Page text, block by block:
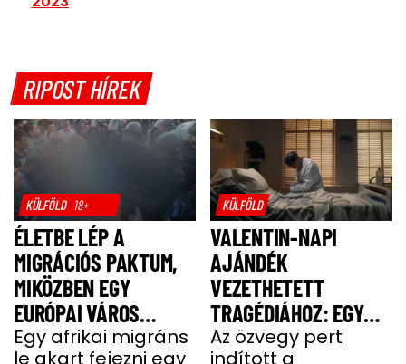
RIPOST HÍREK
KÜLFÖLD 18+
ÉLETBE LÉP A
MIGRÁCIÓS PAKTUM,
MIKÖZBEN EGY
EURÓPAI VÁROS
LÁNGOKBAN ÁLL A
Egy afrikai migráns
le akart fejezni egy
KÜLFÖLD
VALENTIN-NAPI
AJÁNDÉK
VEZETHETETT
TRAGÉDIÁHOZ: EGY
SAJT MIATT HALT MEG
Az özvegy pert
indított a